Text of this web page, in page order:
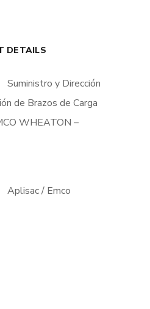
DETAILS
Suministro y Dirección
de Brazos de Carga
WHEATON –
Aplisac / Emco